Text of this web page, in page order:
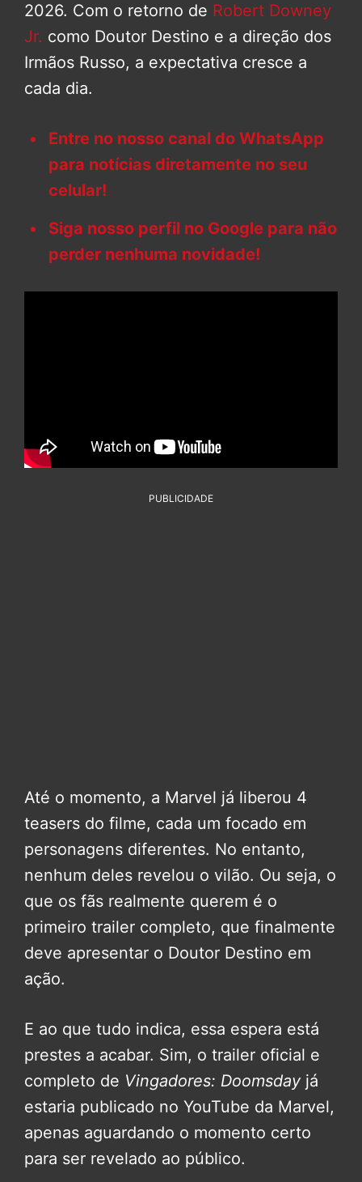
2026. Com o retorno de Robert Downey
Jr. como Doutor Destino e a direção dos
Irmãos Russo, a expectativa cresce a
cada dia.
Entre no nosso canal do WhatsApp
para notícias diretamente no seu
celular!
Siga nosso perfil no Google para não
perder nenhuma novidade!
PUBLICIDADE
Até o momento, a Marvel já liberou 4
teasers do filme, cada um focado em
personagens diferentes. No entanto,
nenhum deles revelou o vilão. Ou seja, o
que os fãs realmente querem é o
primeiro trailer completo, que finalmente
deve apresentar o Doutor Destino em
ação.
E ao que tudo indica, essa espera está
prestes a acabar. Sim, o trailer oficial e
completo de Vingadores: Doomsday já
estaria publicado no YouTube da Marvel,
apenas aguardando o momento certo
para ser revelado ao público.